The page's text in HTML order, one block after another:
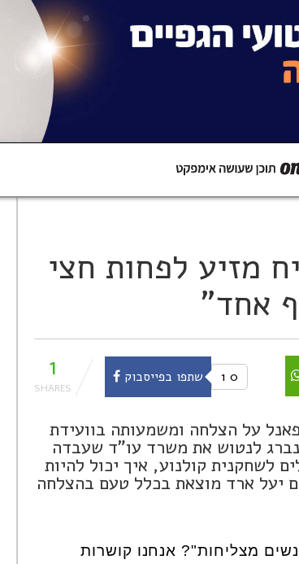
מזיע לפחות חצי
אחד"
0 שתפו בפייסבוק 1
על הצלחה ומשמעותה בוועידת
לנטוש את משרד עו"ד שעבדה
לשחקנית קולנוע, איך יכול להיות
יעל ארד מוצאת בכלל טעם בהצלחה
מצליחות"? אנחנו קושרות